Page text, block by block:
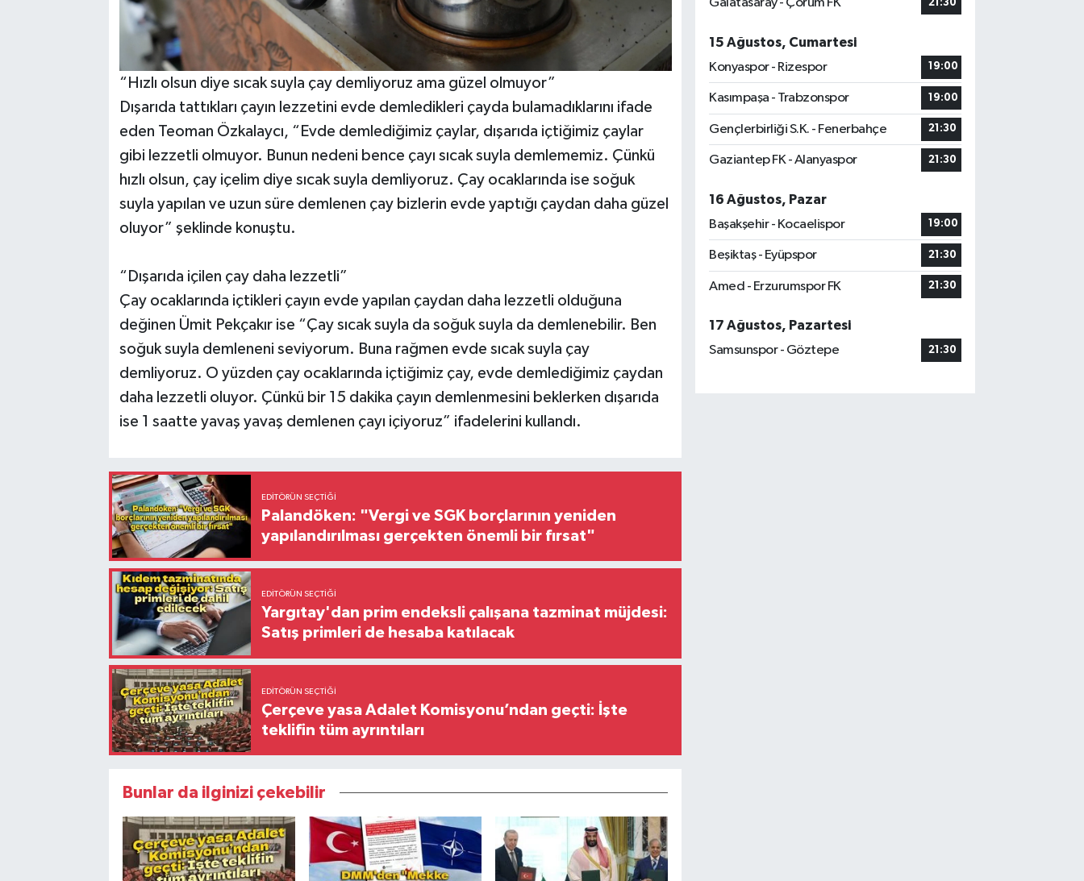
“Hızlı olsun diye sıcak suyla çay demliyoruz ama güzel olmuyor”
Dışarıda tattıkları çayın lezzetini evde demledikleri çayda bulamadıklarını ifade
eden Teoman Özkalaycı, “Evde demlediğimiz çaylar, dışarıda içtiğimiz çaylar
gibi lezzetli olmuyor. Bunun nedeni bence çayı sıcak suyla demlememiz. Çünkü
hızlı olsun, çay içelim diye sıcak suyla demliyoruz. Çay ocaklarında ise soğuk
suyla yapılan ve uzun süre demlenen çay bizlerin evde yaptığı çaydan daha güzel
oluyor” şeklinde konuştu.
“Dışarıda içilen çay daha lezzetli”
Çay ocaklarında içtikleri çayın evde yapılan çaydan daha lezzetli olduğuna
değinen Ümit Pekçakır ise “Çay sıcak suyla da soğuk suyla da demlenebilir. Ben
soğuk suyla demleneni seviyorum. Buna rağmen evde sıcak suyla çay
demliyoruz. O yüzden çay ocaklarında içtiğimiz çay, evde demlediğimiz çaydan
daha lezzetli oluyor. Çünkü bir 15 dakika çayın demlenmesini beklerken dışarıda
ise 1 saatte yavaş yavaş demlenen çayı içiyoruz” ifadelerini kullandı.
EDITÖRÜN SEÇTIĞI
Palandöken: "Vergi ve SGK borçlarının yeniden
yapılandırılması gerçekten önemli bir fırsat"
EDITÖRÜN SEÇTIĞI
Yargıtay'dan prim endeksli çalışana tazminat müjdesi:
Satış primleri de hesaba katılacak
EDITÖRÜN SEÇTIĞI
Çerçeve yasa Adalet Komisyonu’ndan geçti: İşte
teklifin tüm ayrıntıları
Bunlar da ilginizi çekebilir
Galatasaray - Çorum FK
21:30
15 Ağustos, Cumartesi
Konyaspor - Rizespor
19:00
Kasımpaşa - Trabzonspor 19:00
Gençlerbirliği S.K. - Fenerbahçe 21:30
Gaziantep FK - Alanyaspor 21:30
16 Ağustos, Pazar
Başakşehir - Kocaelispor
19:00
Beşiktaş - Eyüpspor 21:30
Amed - Erzurumspor FK 21:30
17 Ağustos, Pazartesi
Samsunspor - Göztepe
21:30